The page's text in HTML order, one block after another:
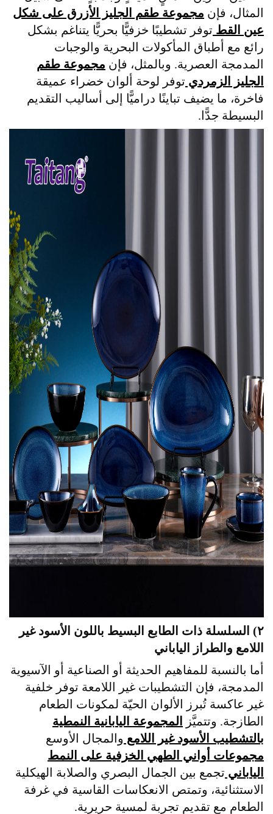
المثال، فإن مجموعة طقم الجليز الأزرق على شكل
عين القط توفر تشطيبًا خزفيًّا بحريًّا يتناغم بشكل
رائع مع أطباق المأكولات البحرية والوجبات
المدمجة العصرية. وبالمثل، فإن مجموعة طقم
الجليز الزمردي توفر لوحة ألوان خضراء عميقة
فاخرة، ما يضيف تباينًا دراميًّا إلى أساليب التقديم
البسيطة جدًّا.
٢) السلسلة ذات الطابع البسيط باللون الأسود غير
اللامع والطراز الياباني
أما بالنسبة للمفاهيم الحديثة أو الصناعية أو الآسيوية
المدمجة، فإن التشطيبات غير اللامعة توفر خلفية
غير عاكسة تُبرز الألوان الحيّة لمكونات الطعام
الطازجة. وتتميَّز
المجموعة اليابانية النمطية
بالتشطيب الأسود غير اللامع والمجال الأوسع
مجموعات أواني الطهي الخزفية على النمط
الياباني تجمع بين الجمال البصري والصلابة الهيكلية
الاستثنائية، وتمتص الانعكاسات القاسية في غرفة
الطعام مع تقديم تجربة لمسية حريرية.